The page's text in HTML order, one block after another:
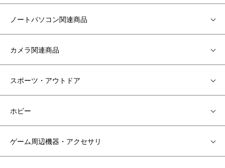
ノートパソコン関連商品
カメラ関連商品
スポーツ・アウトドア
ホビー
ゲーム周辺機器・アクセサリ